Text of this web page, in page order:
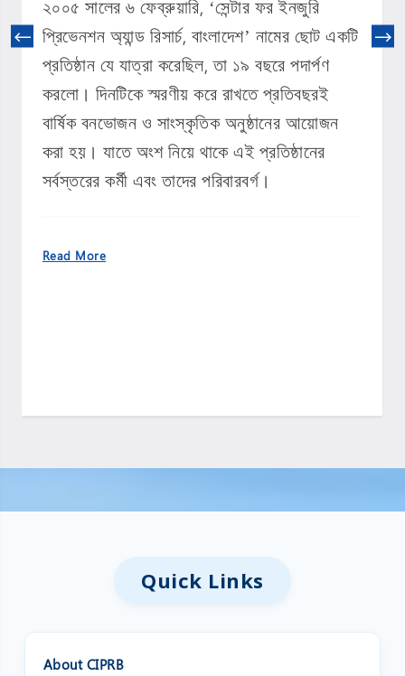
২০০৫ সালের ৬ ফেব্রুয়ারি, ‘সেন্টার ফর ইনজুরি
প্রিভেনশন অ্যান্ড রিসার্চ, বাংলাদেশ’ নামের ছোট একটি
প্রতিষ্ঠান যে যাত্রা করেছিল, তা ১৯ বছরে পদার্পণ
করলো। দিনটিকে স্মরণীয় করে রাখতে প্রতিবছরই
বার্ষিক বনভোজন ও সাংস্কৃতিক অনুষ্ঠানের আয়োজন
করা হয়। যাতে অংশ নিয়ে থাকে এই প্রতিষ্ঠানের
সর্বস্তরের কর্মী এবং তাদের পরিবারবর্গ।
Read More
Quick Links
About CIPRB
❌
▶
◀